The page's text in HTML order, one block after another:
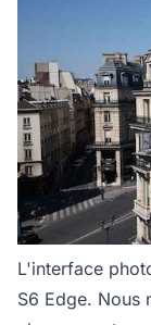
L'interface
S6 Edge. Nous